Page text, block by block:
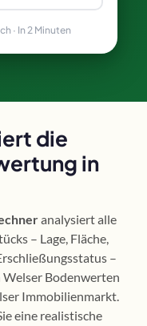
· In 2 Minuten
die
in
analysiert alle
– Lage, Fläche,
–
Bodenwerten
Immobilienmarkt.
eine realistische